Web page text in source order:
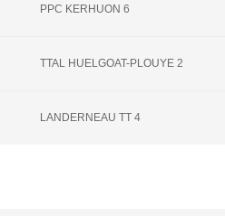
PPC KERHUON 6
TTAL HUELGOAT-PLOUYE 2
LANDERNEAU TT 4